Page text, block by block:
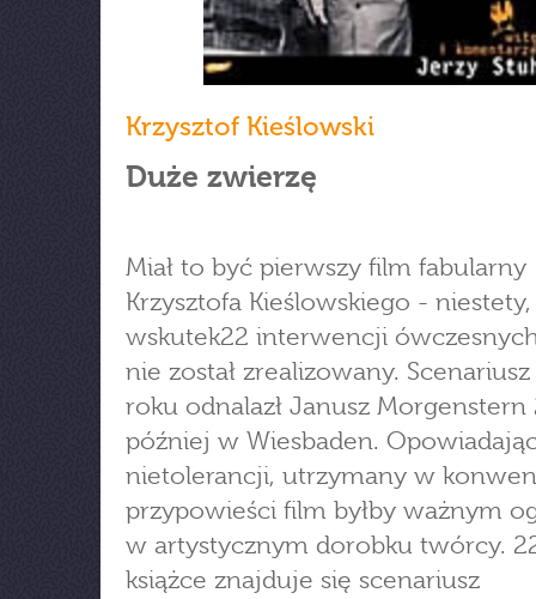
Krzysztof Kieślowski
Duże zwierzę
Miał to być pierwszy film fabularny
Krzysztofa Kieślowskiego - niestety,
wskutek22 interwencji
nie został zrealizowany. Scenariusz
roku odnalazł Janusz Morgenstern
później w Wiesbaden.
nietolerancji, utrzymany w
przypowieści film byłby ważnym
w artystycznym dorobku twórcy.
książce znajduje się scenariusz